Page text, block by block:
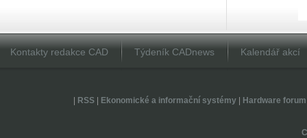
Kontakty redakce CAD Týdeník CADnews Kalendář akcí
RSS| Ekonomické a informační systémy| Hardware forum